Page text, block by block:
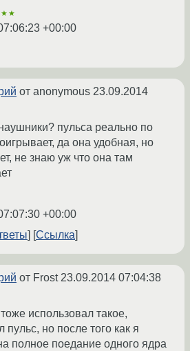
+00:00
от anonymous 23.09.2014
пульса реально по
да она удобная, но
не знаю уж что она там
+00:00
Ссылка
от Frost23.09.2014 07:04:38
использовал такое,
пульс, но после того как я
полное поедание одного ядра